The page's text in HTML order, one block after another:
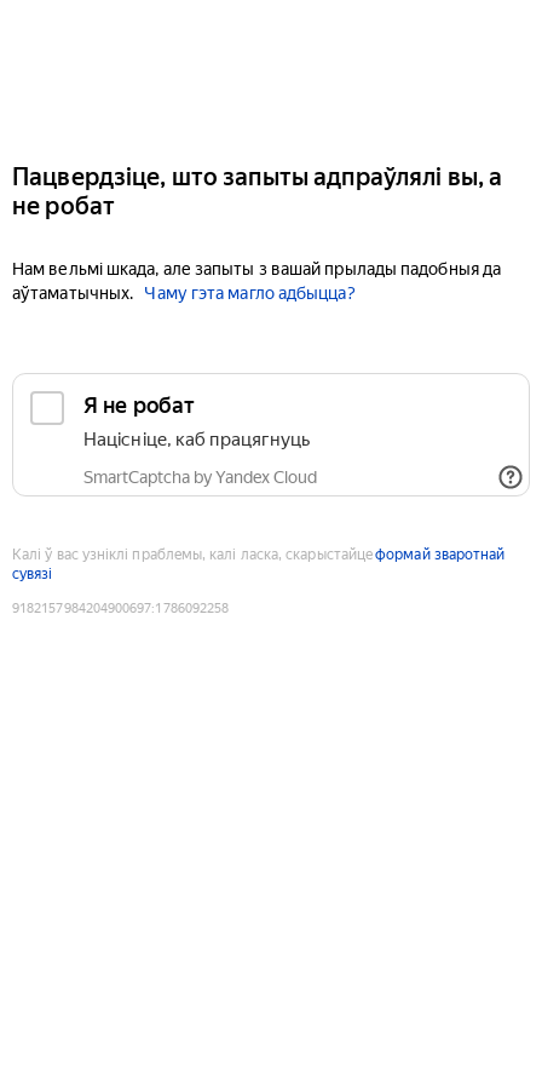
Пацвердзіце, што запыты адпраўлялі вы, а
не робат
Нам вельмі шкада, але запыты з вашай прылады падобныя да
аўтаматычных.
Чаму гэта магло адбыцца?
Я не робат
Націсніце, каб працягнуць
SmartCaptcha by Yandex Cloud
Калі ў вас узніклі праблемы, калі ласка, скарыстайцеформай зваротнай
сувязі
9182157984204900697:1786092258